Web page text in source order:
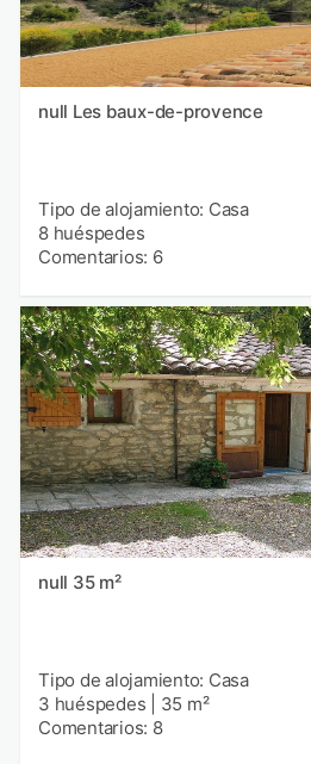
null Les baux-de-provence
Tipo de alojamiento: Casa
8 huéspedes
Comentarios: 6
null 35 m²
Tipo de alojamiento: Casa
3 huéspedes
35 m²
Comentarios: 8